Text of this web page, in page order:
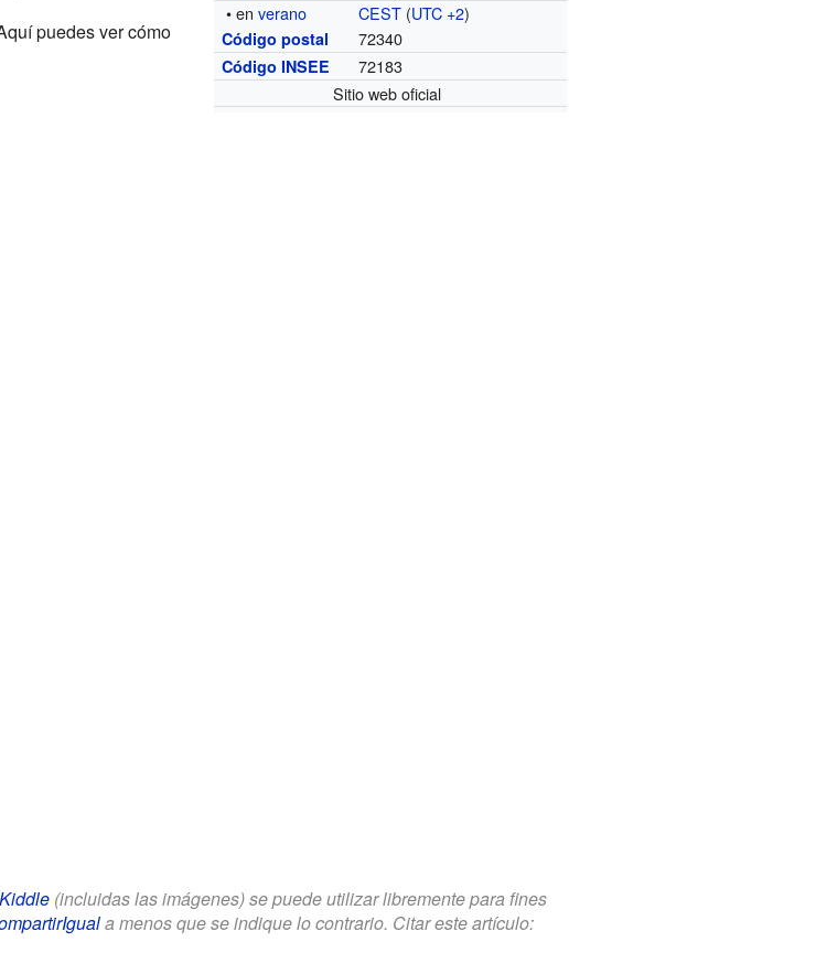
• enverano CEST (UTC +2)
Código postal 72340
Código INSEE
72183
Sitio web oficial
puedes ver cómo
(incluidas las imágenes) se puede utilizar libremente para fines
a menos que se indique lo contrario. Citar este artículo: